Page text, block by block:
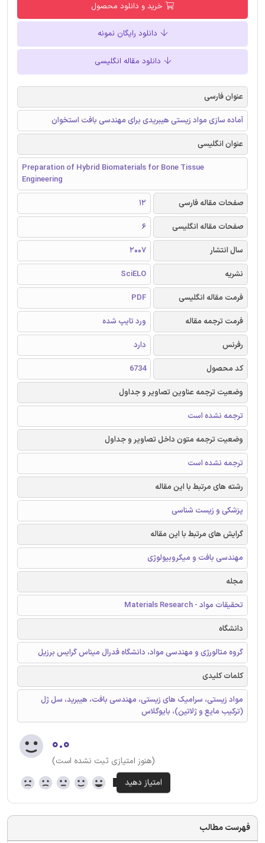
خرید و دانلود محصول
دانلود رایگان نمونه
دانلود مقاله انگلیسی
عنوان فارسی
آماده سازی مواد زیستی هیبریدی برای مهندسی بافت استخوان
عنوان انگلیسی
Preparation of Hybrid Biomaterials for Bone Tissue
Engineering
صفحات مقاله فارسی
12
صفحات مقاله انگلیسی
6
سال انتشار
2007
نشریه
SciELO
فرمت مقاله انگلیسی
PDF
فرمت ترجمه مقاله
ورد تایپ شده
رفرنس
دارد
کد محصول
6734
وضعیت ترجمه عناوین تصاویر و جداول
ترجمه نشده است
وضعیت ترجمه متون داخل تصاویر و جداول
ترجمه نشده است
رشته های مرتبط با این مقاله
پزشکی و زیست شناسی
گرایش های مرتبط با این مقاله
مهندسی بافت و میکروبیولوژی
مجله
تحقیقات مواد - Materials Research
دانشگاه
گروه متالورژی و مهندسی مواد، دانشگاه فدرال میناس گرایس برزیل
کلمات کلیدی
مواد زیستی، سرامیک های زیستی، مهندسی بافت، هیبرید، سل ژل
(ترکیب مایع و ژلاتین)، بایوگلاس
۰.۰
(هنوز امتیازی ثبت نشده است)
فهرست مطالب